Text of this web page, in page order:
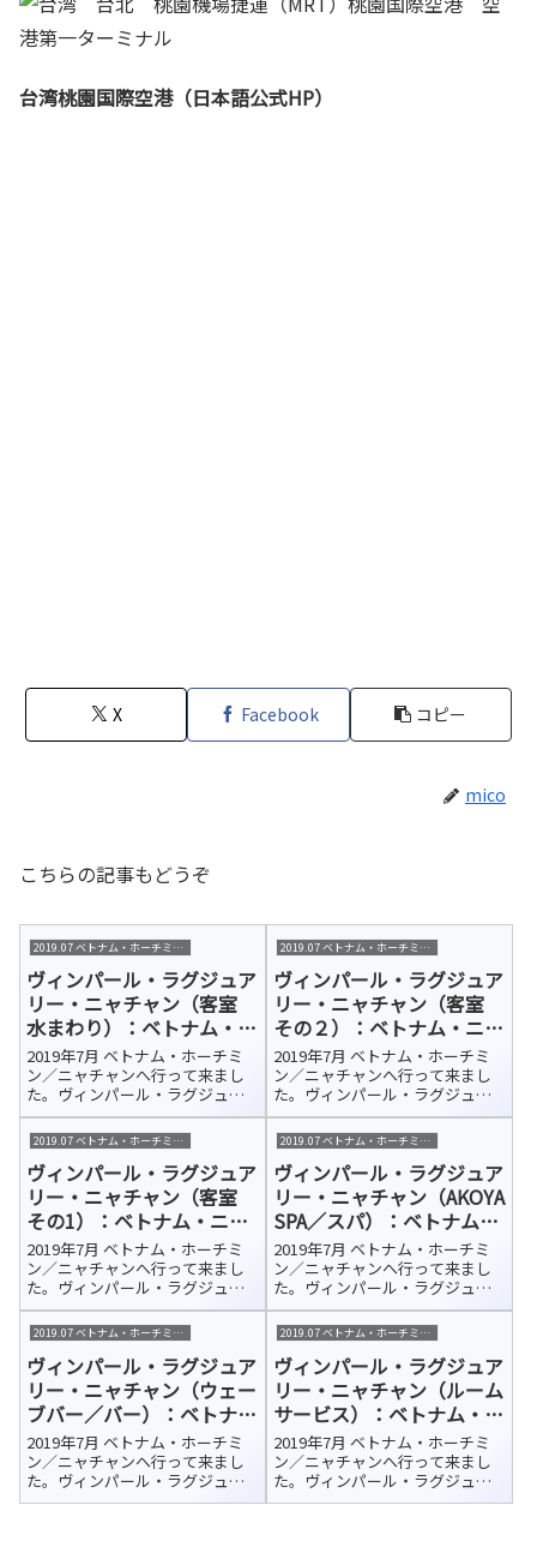
台湾桃園国際空港（日本語公式HP）
X Facebook コピー
mico
こちらの記事もどうぞ
2019.07 ベトナム・ホーチミン/ニャチャン
ヴィンパール・ラグジュア
リー・ニャチャン（客室
水まわり）：ベトナム・ニ
ャチャン 宿泊ホテル紹介
2019年7月 ベトナム・ホーチミ
ン／ニャチャンへ行って来まし
た。ヴィンパール・ラグジュア
リー・ニャチャン（Vinpearl
Luxury NhaTrang）今回の宿泊ホ
テルはカムラン国際空港から車
で約45分、さらにフェリーで10
分ほどのホ...
2019.07 ベトナム・ホーチミン/ニャチャン
ヴィンパール・ラグジュア
リー・ニャチャン（客室
その２）：ベトナム・ニャ
チャン 宿泊ホテル紹介
2019年7月 ベトナム・ホーチミ
ン／ニャチャンへ行って来まし
た。ヴィンパール・ラグジュア
リー・ニャチャン（Vinpearl
Luxury NhaTrang）今回の宿泊ホ
テルはカムラン国際空港から車
で約45分、さらにフェリーで10
分ほどのホ...
2019.07 ベトナム・ホーチミン/ニャチャン
ヴィンパール・ラグジュア
リー・ニャチャン（客室
その1）：ベトナム・ニャ
チャン 宿泊ホテル紹介
2019年7月 ベトナム・ホーチミ
ン／ニャチャンへ行って来まし
た。ヴィンパール・ラグジュア
リー・ニャチャン（Vinpearl
Luxury NhaTrang）今回の宿泊ホ
テルはカムラン国際空港から車
で約45分、さらにフェリーで10
分ほどのホ...
2019.07 ベトナム・ホーチミン/ニャチャン
ヴィンパール・ラグジュア
リー・ニャチャン（AKOYA
SPA／スパ）：ベトナム・
ニャチャン 宿泊ホテル紹
介
2019年7月 ベトナム・ホーチミ
ン／ニャチャンへ行って来まし
た。ヴィンパール・ラグジュア
リー・ニャチャン（Vinpearl
Luxury NhaTrang）今回の宿泊ホ
テルはカムラン国際空港から車
で約45分、さらにフェリーで10
分ほどのホ...
2019.07 ベトナム・ホーチミン/ニャチャン
ヴィンパール・ラグジュア
リー・ニャチャン（ウェー
ブバー／バー）：ベトナ
ム・ニャチャン 宿泊ホテ
ル紹介
2019年7月 ベトナム・ホーチミ
ン／ニャチャンへ行って来まし
た。ヴィンパール・ラグジュア
リー・ニャチャン（Vinpearl
2019.07 ベトナム・ホーチミン/ニャチャン
ヴィンパール・ラグジュア
リー・ニャチャン（ルーム
サービス）：ベトナム・ニ
ャチャン 宿泊ホテル紹介
2019年7月 ベトナム・ホーチミ
ン／ニャチャンへ行って来まし
た。ヴィンパール・ラグジュア
リー・ニャチャン（Vinpearl